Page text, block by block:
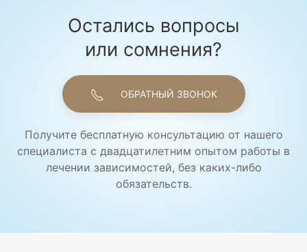
Остались вопросы
или сомнения?
ОБРАТНЫЙ ЗВОНОК
Получите бесплатную консультацию от нашего
специалиста с двадцатилетним опытом работы в
лечении зависимостей, без каких-либо
обязательств.